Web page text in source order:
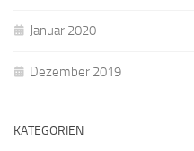
Januar 2020
Dezember 2019
KATEGORIEN